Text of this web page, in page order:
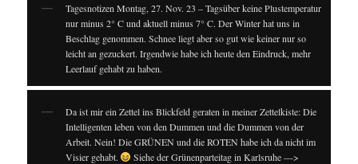
Tagesnotizen Montag, 27. Nov. 23 – Tagsüber keine Plustemperatur
nur minus 2° C und aktuell minus 7° C. Der Winter hat uns in
Beschlag genommen. Schnee liegt aber so gut wie keiner nur so
leicht an gezuckert. Irgendwie habe ich heute den Eindruck, mehr
Leerlauf gehabt zu haben.
Da ist mir ein Zettel ins Blickfeld geraten in meiner Zettelkiste: Die
Intelligenten leben von den Dummen und die Dummen von der
Arbeit. Nein! Die GRÜNEN und die ROTEN habe ich da nicht im
Visier gehabt.
Siehe der Grünenparteitag in Karlsruhe —>